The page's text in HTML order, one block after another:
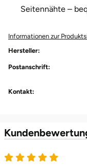
Seitennähte –
Informationen zur
Hersteller:
Postanschrift:
Kontakt:
5
Herzogenaurach
Herzogtum Lauenburg
Homburg
Horb am Neckar